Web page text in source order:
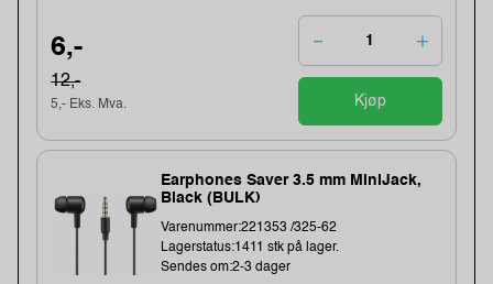
6,-
12,-
5,- Eks. Mva. Kjøp
Earphones Saver 3.5 mm MiniJack,
Black (BULK)
Varenummer:221353 /325-62
Lagerstatus:1411 stk på lager.
Sendes om:2-3 dager